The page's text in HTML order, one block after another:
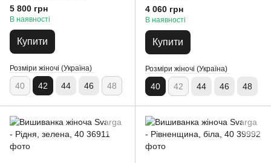
5 800 грн
В наявності
Купити
Розміри жіночі (Україна)
40 42 44 46 48
4 060 грн
В наявності
Купити
Розміри жіночі (Україна)
40 42 44 46 48